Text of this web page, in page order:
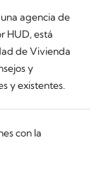
agencia de
HUD, está
de Vivienda
y
y existentes.
con la